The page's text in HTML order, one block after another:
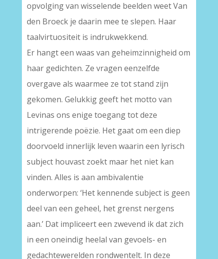
opvolging van wisselende beelden weet Van
den Broeck je daarin mee te slepen. Haar
taalvirtuositeit is indrukwekkend.
Er hangt een waas van geheimzinnigheid om
haar gedichten. Ze vragen eenzelfde
overgave als waarmee ze tot stand zijn
gekomen. Gelukkig geeft het motto van
Levinas ons enige toegang tot deze
intrigerende poëzie. Het gaat om een diep
doorvoeld innerlijk leven waarin een lyrisch
subject houvast zoekt maar het niet kan
vinden. Alles is aan ambivalentie
onderworpen: ‘Het kennende subject is geen
deel van een geheel, het grenst nergens
aan.’ Dat impliceert een zwevend ik dat zich
in een oneindig heelal van gevoels- en
gedachtewerelden rondwentelt. In deze